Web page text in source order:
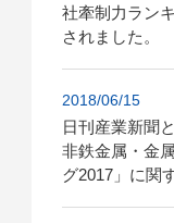
社牽制力ラン
されました。
2018/06/15
日刊産業新聞
非鉄金属・金
グ2017」に関